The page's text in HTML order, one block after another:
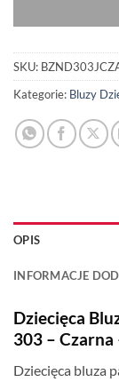
SKU:
Kategorie: Bluzy
OPIS
INFORMACJE
Dziecięca
303 – Czarna
Dziecięca bluza